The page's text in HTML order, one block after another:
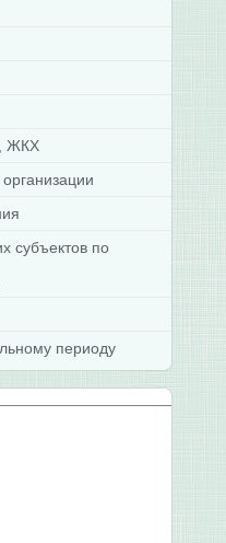
ЖКХ
субъектов по
периоду